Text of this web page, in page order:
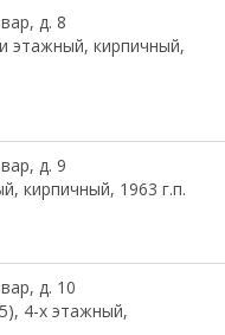
д. 8
этажный, кирпичный,
д. 9
кирпичный, 1963 г.п.
д. 10
4-х этажный,